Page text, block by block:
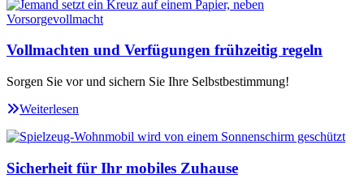
Vollmachten und Verfügungen frühzeitig regeln
Sorgen Sie vor und sichern Sie Ihre Selbstbestimmung!
Weiterlesen
Sicherheit für Ihr mobiles Zuhause